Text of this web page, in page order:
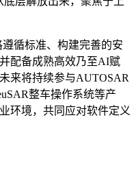
循标准、构建完善的安
配备成熟高效乃至AI赋
来将持续参与AUTOSAR
整车操作系统等产
环境，共同应对软件定义